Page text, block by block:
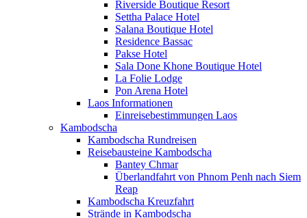
Riverside Boutique Resort
Settha Palace Hotel
Salana Boutique Hotel
Residence Bassac
Pakse Hotel
Sala Done Khone Boutique Hotel
La Folie Lodge
Pon Arena Hotel
Laos Informationen
Einreisebestimmungen Laos
Kambodscha
Kambodscha Rundreisen
Reisebausteine Kambodscha
Bantey Chmar
Überlandfahrt von Phnom Penh nach Siem
Reap
Kambodscha Kreuzfahrt
Strände in Kambodscha